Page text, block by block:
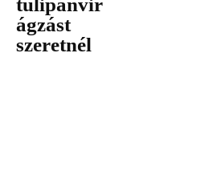
ágzást
szeretnél